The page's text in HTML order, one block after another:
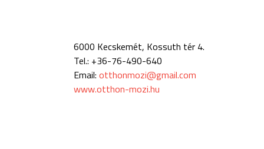
6000 Kecskemét, Kossuth tér 4.
Tel.: +36-76-490-640
Email: otthonmozi@gmail.com
www.otthon-mozi.hu